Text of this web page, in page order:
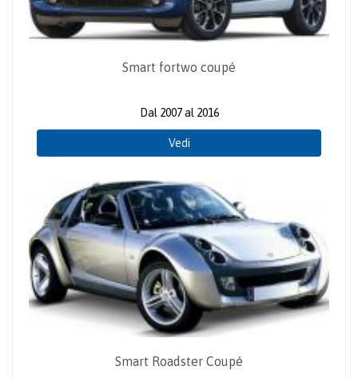
Smart fortwo coupé
Dal 2007 al 2016
Vedi
Smart Roadster Coupé